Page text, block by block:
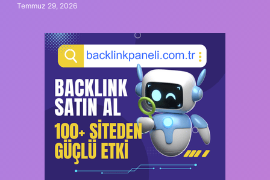
Temmuz 29, 2026